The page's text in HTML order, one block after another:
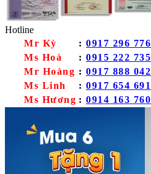
Hotline
Mr Kỳ
: 0917 296 776
Ms Hoà
: 0915 222 735
Mr Hoàng : 0917 888 042
Ms Linh
: 0917 654 691
Ms Hương : 0914 163 760